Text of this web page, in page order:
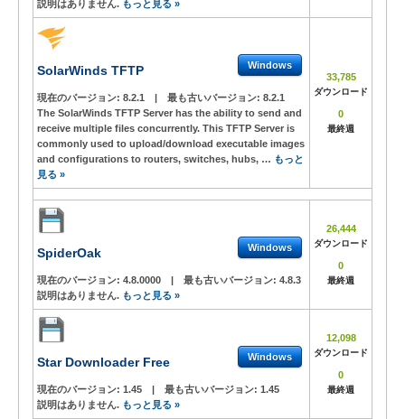
説明はありません. もっと見る »
SolarWinds TFTP Windows
現在のバージョン: 8.2.1 | 最も古いバージョン: 8.2.1
The SolarWinds TFTP Server has the ability to send and
receive multiple files concurrently. This TFTP Server is
commonly used to upload/download executable images
and configurations to routers, switches, hubs, … もっと
見る »
33,785
ダウンロード
0
最終週
SpiderOak Windows
現在のバージョン: 4.8.0000 | 最も古いバージョン: 4.8.3
説明はありません. もっと見る »
26,444
ダウンロード
0
最終週
Star Downloader Free Windows
現在のバージョン: 1.45 | 最も古いバージョン: 1.45
説明はありません. もっと見る »
12,098
ダウンロード
0
最終週